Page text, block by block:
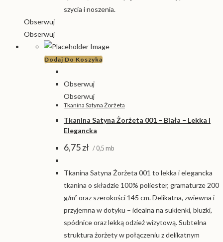
szycia i noszenia.
Obserwuj
Obserwuj
Dodaj Do Koszyka
Obserwuj
Obserwuj
Tkanina Satyna Żorżeta
Tkanina Satyna Żorżeta 001 – Biała – Lekka i
Elegancka
6,75zł / 0,5 mb
Tkanina Satyna Żorżeta 001 to lekka i elegancka
tkanina o składzie 100% poliester, gramaturze 200
g/m² oraz szerokości 145 cm. Delikatna, zwiewna i
przyjemna w dotyku – idealna na sukienki, bluzki,
spódnice oraz lekką odzież wizytową. Subtelna
struktura żorżety w połączeniu z delikatnym